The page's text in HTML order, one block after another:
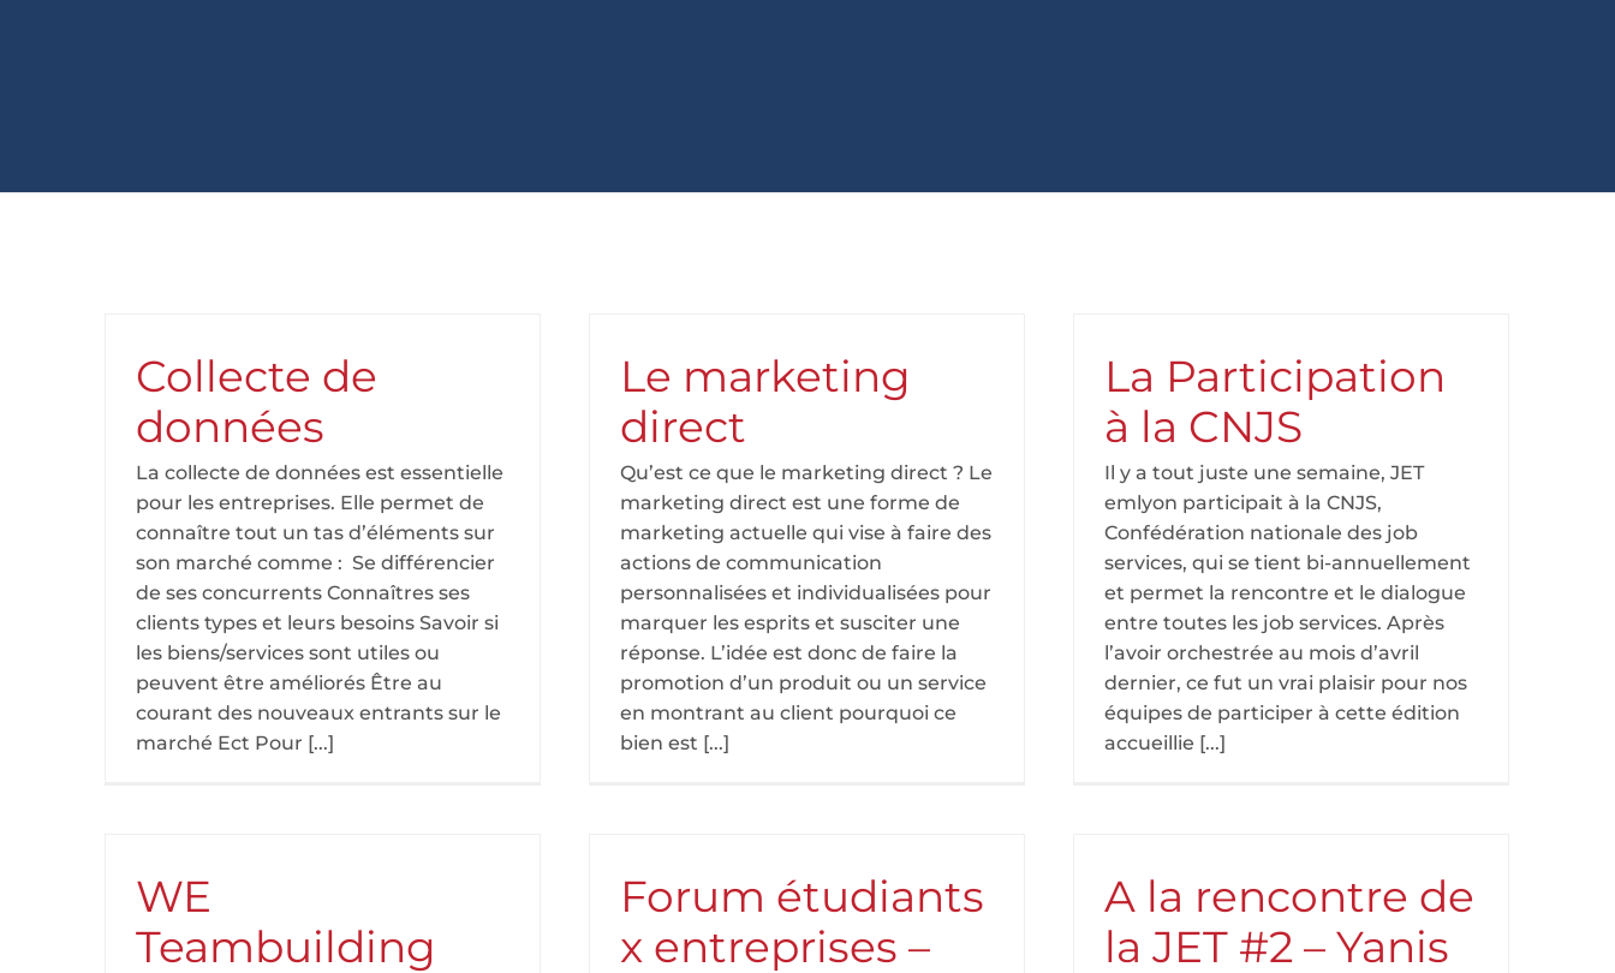
Collecte de
données
La collecte de données est essentielle
pour les entreprises. Elle permet de
connaître tout un tas d’éléments sur
son marché comme : Se différencier
de ses concurrents Connaîtres ses
clients types et leurs besoins Savoir si
les biens/services sont utiles ou
peuvent être améliorés Être au
courant des nouveaux entrants sur le
marché Ect Pour [...]
Le marketing
direct
Qu’est ce que le marketing direct ? Le
marketing direct est une forme de
marketing actuelle qui vise à faire des
actions de communication
personnalisées et individualisées pour
marquer les esprits et susciter une
réponse. L’idée est donc de faire la
promotion d’un produit ou un service
en montrant au client pourquoi ce
bien est [...]
La Participation
à la CNJS
Il y a tout juste une semaine, JET
emlyon participait à la CNJS,
Confédération nationale des job
services, qui se tient bi-annuellement
et permet la rencontre et le dialogue
entre toutes les job services. Après
l’avoir orchestrée au mois d’avril
dernier, ce fut un vrai plaisir pour nos
équipes de participer à cette édition
accueillie [...]
WE
Teambuilding
Forum étudiants
x entreprises –
A la rencontre de
la JET #2 – Yanis